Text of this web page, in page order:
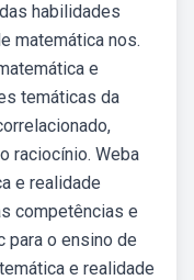
habilidades
matemática nos.
e
temáticas da
raciocínio. Weba
e realidade
competências e
para o ensino de
e realidade